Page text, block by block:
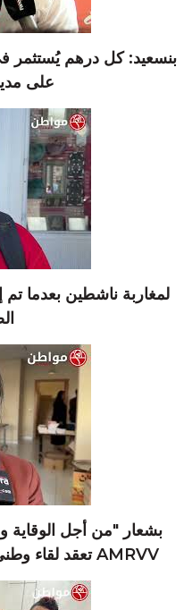
على
لمغاربة ناشطين بعدما تم
بشعار "من أجل الوقاية
AMRVV تعقد لقاء وطني بدار المحامين في البيضاء